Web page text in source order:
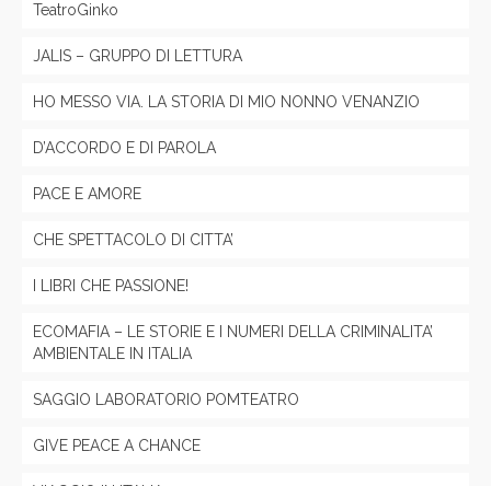
TeatroGinko
JALIS – GRUPPO DI LETTURA
HO MESSO VIA. LA STORIA DI MIO NONNO VENANZIO
D’ACCORDO E DI PAROLA
PACE E AMORE
CHE SPETTACOLO DI CITTA’
I LIBRI CHE PASSIONE!
ECOMAFIA – LE STORIE E I NUMERI DELLA CRIMINALITA’
AMBIENTALE IN ITALIA
SAGGIO LABORATORIO POMTEATRO
GIVE PEACE A CHANCE